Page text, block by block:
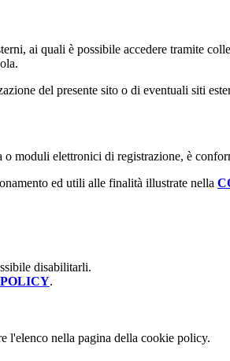
ai quali è possibile accedere tramite
del presente sito o di eventuali siti
moduli elettronici di registrazione, è
ed utili alle finalità illustrate nella
disabilitarli.
.
l'elenco nella pagina della cookie policy.